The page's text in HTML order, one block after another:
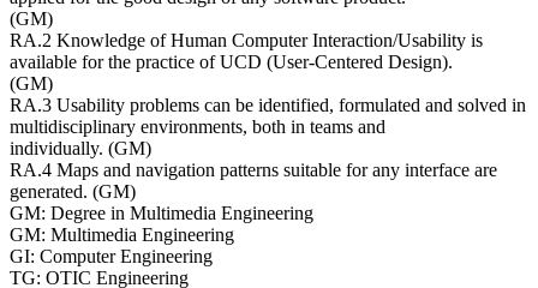
(GM)
RA.2 Knowledge of Human Computer Interaction/Usability is
available for the practice of UCD (User-Centered Design).
(GM)
RA.3 Usability problems can be identified, formulated and solved in
multidisciplinary environments, both in teams and
individually. (GM)
RA.4 Maps and navigation patterns suitable for any interface are
generated. (GM)
GM: Degree in Multimedia Engineering
GM: Multimedia Engineering
GI: Computer Engineering
TG: OTIC Engineering